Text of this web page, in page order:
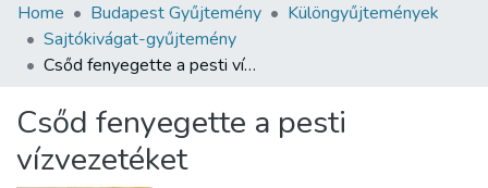
Communities & Collections
All of DSpace
About us
Home Budapest Gyűjtemény
Különgyűjtemények
Sajtókivágat-gyűjtemény
Csőd fenyegette a pesti vízvezetéket
Csőd fenyegette a pesti
vízvezetéket